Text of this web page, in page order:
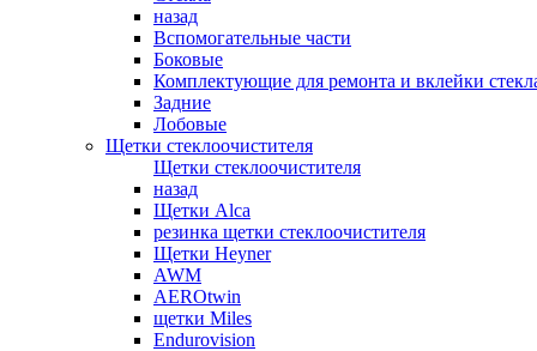
назад
Вспомогательные части
Боковые
Комплектующие для ремонта и вклейки
Задние
Лобовые
Щетки стеклоочистителя
Щетки стеклоочистителя
назад
Щетки Alca
резинка щетки стеклоочистителя
Щетки Heyner
AWM
AEROtwin
щетки Miles
Endurovision